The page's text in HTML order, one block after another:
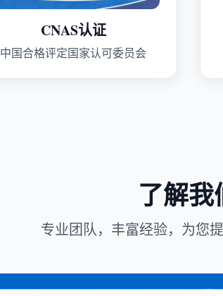
CNAS认证
中国合格评定国家认可委员会
了解我
专业团队，丰富经验，为您